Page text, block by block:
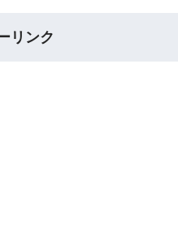
リンク